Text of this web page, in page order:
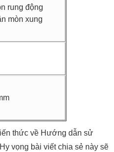
rung động
mòn xung
thức về Hướng dẫn sử
vọng bài viết chia sẻ này sẽ